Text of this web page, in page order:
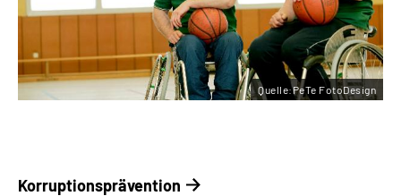
Quelle:PeTe FotoDesign
Korruptionsprävention